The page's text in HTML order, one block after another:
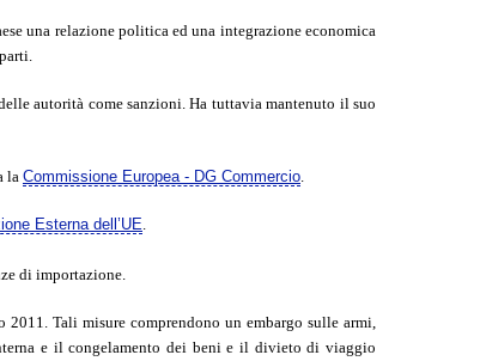
una relazione politica ed una integrazione economica
autorità come sanzioni. Ha tuttavia mantenuto il suo
la Commissione Europea - DG Commercio.
Esterna dell’UE.
di importazione.
Tali misure comprendono un embargo sulle armi,
e il congelamento dei beni e il divieto di viaggio